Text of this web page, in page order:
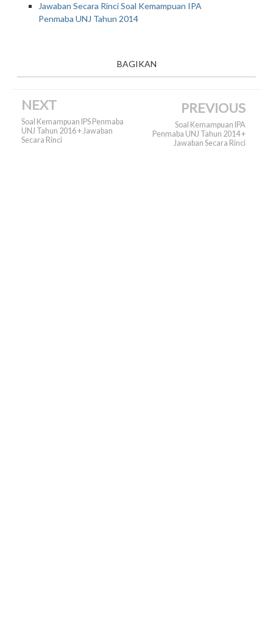
Jawaban Secara Rinci Soal Kemampuan IPA
Penmaba UNJ Tahun 2014
BAGIKAN
NEXT
Soal Kemampuan IPS Penmaba
UNJ Tahun 2016 + Jawaban
Secara Rinci
PREVIOUS
Soal Kemampuan IPA
Penmaba UNJ Tahun 2014 +
Jawaban Secara Rinci